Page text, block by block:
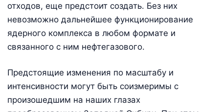
отходов, еще предстоит создать. Без них
невозможно дальнейшее функционирование
ядерного комплекса в любом формате и
связанного с ним нефтегазового.
Предстоящие изменения по масштабу и
интенсивности могут быть соизмеримы с
произошедшим на наших глазах